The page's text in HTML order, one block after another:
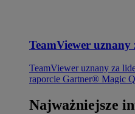
TeamViewer
TeamViewer uznany za
raporcie Gartner® Magic
Najważniejsze